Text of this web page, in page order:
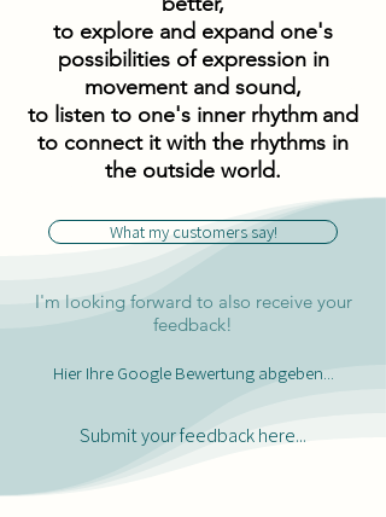
to explore and expand one's
possibilities of expression in
movement and sound,
to listen to one's inner rhythm and
to connect it with the rhythms in
the outside world.
What my customers say!
I'm looking forward to also receive your
feedback!
Hier Ihre Google Bewertung abgeben...
Submit your feedback here...